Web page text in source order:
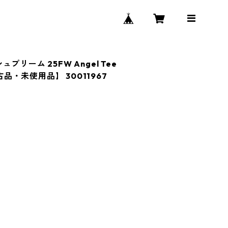
ュプリーム 25FW Angel Tee
・未使用品】 30011967